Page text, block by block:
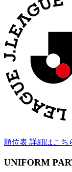
順位表 詳細はこち
UNIFORM